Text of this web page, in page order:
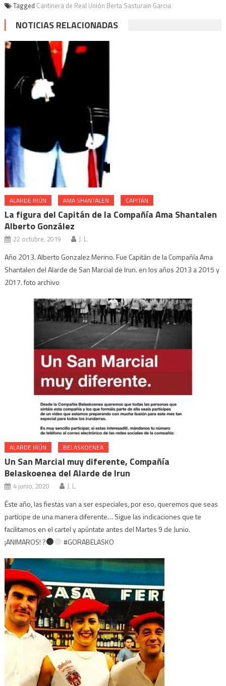
Tagged Cantinera de Real Unión Berta Sasturain Garcia
NOTICIAS RELACIONADAS
ALARDE IRÚN AMA SHANTALEN CAPITÁN
La figura del Capitán de la Compañía Ama Shantalen
Alberto González
22 octubre, 2019 J. L.
Año 2013. Alberto Gonzalez Merino. Fue Capitán de la Compañía Ama
Shantalen del Alarde de San Marcial de Irun. en los años 2013 a 2015 y
2017. foto archivo
ALARDE IRÚN BELASKOENEA
Un San Marcial muy diferente, Compañía
Belaskoenea del Alarde de Irun
4 junio, 2020 J. L.
Éste año, las fiestas van a ser especiales, por eso, queremos que seas
partícipe de una manera diferente… Sigue las indicaciones que te
facilitamos en el cartel y apúntate antes del Martes 9 de Junio.
¡ANIMAROS! ?
#GORABELASKO